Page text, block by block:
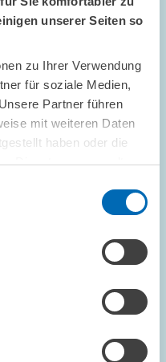
unserer Seiten so
zu Ihrer Verwendung
für soziale Medien,
Partner führen
mit weiteren Daten
haben oder die
Dienste gesammelt
der Schmölders-
Forschende für